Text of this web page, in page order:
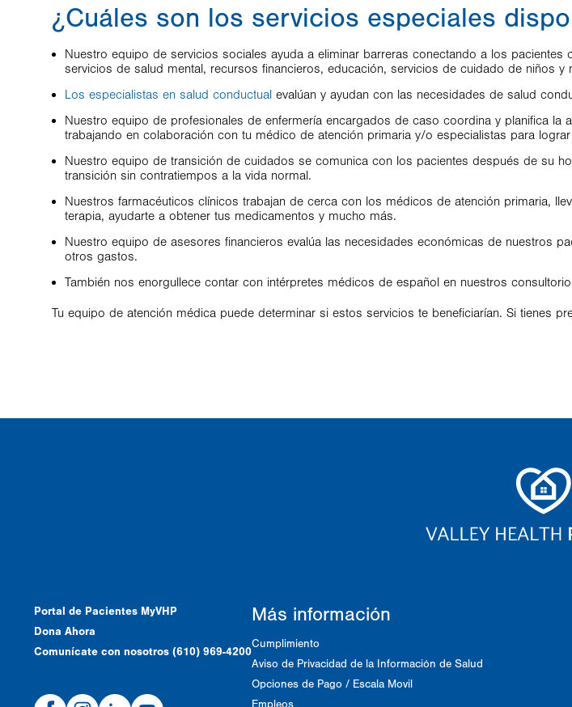
¿Cuáles son los servicios especiales
Nuestro equipo de servicios sociales ayuda a eliminar barreras conectando a los
servicios de salud mental, recursos financieros, educación, servicios de cuidado de niños y
Los especialistas en salud conductual evalúan y ayudan con las necesidades de salud
Nuestro equipo de profesionales de enfermería encargados de caso coordina y planifica
trabajando en colaboración con tu médico de atención primaria y/o especialistas para
Nuestro equipo de transición de cuidados se comunica con los pacientes después de su
transición sin contratiempos a la vida normal.
Nuestros farmacéuticos clínicos trabajan de cerca con los médicos de atención primaria,
terapia, ayudarte a obtener tus medicamentos y mucho más.
Nuestro equipo de asesores financieros evalúa las necesidades económicas de nuestros
otros gastos.
También nos enorgullece contar con intérpretes médicos de español en nuestros
Tu equipo de atención médica puede determinar si estos servicios te beneficiarían. Si tienes
Portal de Pacientes MyVHP
Dona Ahora
Comunícate con nosotros (610) 969-4200
FacebookInstagram
LinkedYoutube
Más información
Cumplimiento
Aviso de Privacidad de la Información de Salud
Opciones de Pago / Escala Movil